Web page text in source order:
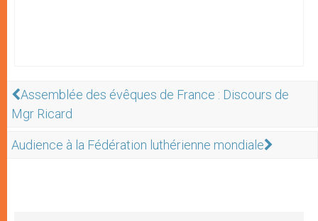
Assemblée des évêques de France : Discours de
Mgr Ricard
Audience à la Fédération luthérienne mondiale